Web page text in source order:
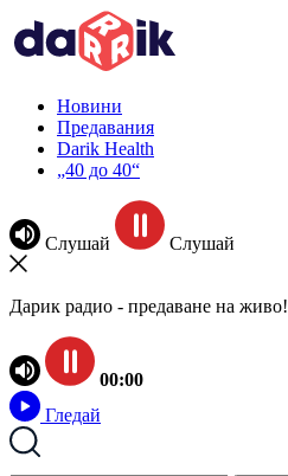
Новини
Предавания
Darik Health
„40 до 40“
Слушай Слушай
Дарик радио - предаване на живо!
00:00
Гледай